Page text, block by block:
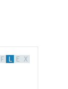
F L E X